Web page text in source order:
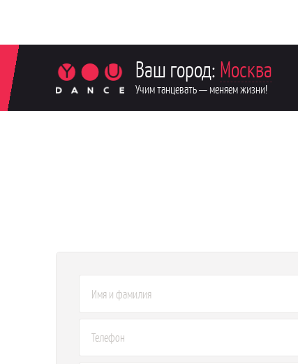
Ваш город: Москва
Учим танцевать — меняем жизни!